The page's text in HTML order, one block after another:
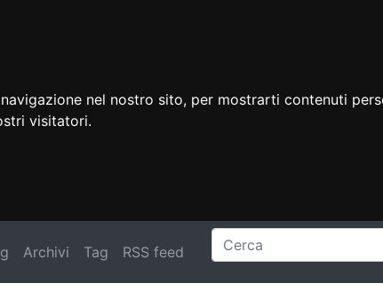
nel nostro sito, per mostrarti contenuti
visitatori.
Archivi Tag RSS feed